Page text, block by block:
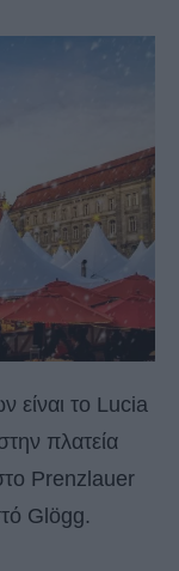
είναι το Lucia
πλατεία
Prenzlauer
Glögg.